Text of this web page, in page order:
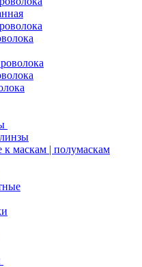
маскам | полумаскам